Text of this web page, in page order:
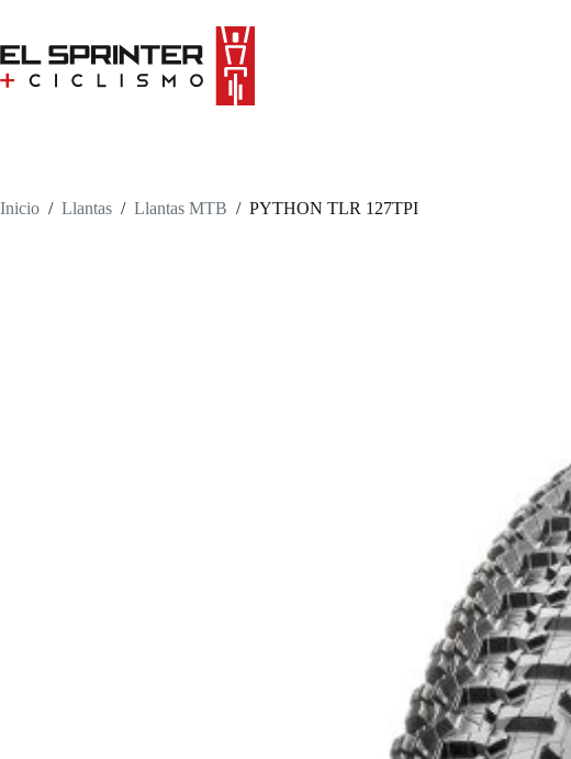
content
Inicio / Llantas / Llantas MTB / PYTHON TLR 127TPI